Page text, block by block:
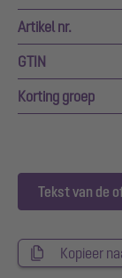
Artikel nr.
GTIN
Korting groep
Tekst van de
Kopieer